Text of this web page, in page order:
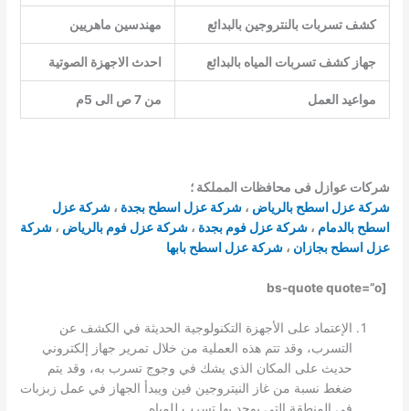
كشف تسربات بالنتروجين بالبدائع مهندسين ماهريين
جهاز كشف تسربات المياه بالبدائع احدث الاجهزة الصوتية
مواعيد العمل من 7 ص الى 5م
شركات عوازل فى محافظات المملكة ؛
شركة عزل اسطح بالرياض ،شركة عزل اسطح بجدة ،شركة عزل
اسطح بالدمام ،شركة عزل فوم بجدة ،شركة عزل فوم بالرياض ،شركة
عزل اسطح بجازان ،شركة عزل اسطح بابها
[bs-quote quote=”o
الإعتماد على الأجهزة التكنولوجية الحديثة في الكشف عن
التسرب، وقد تتم هذه العملية من خلال تمرير جهاز إلكتروني
حديث على المكان الذي يشك في وجوج تسرب به، وقد يتم
ضغط نسبة من غاز النيتروجين فين ويبدأ الجهاز في عمل زبزبات